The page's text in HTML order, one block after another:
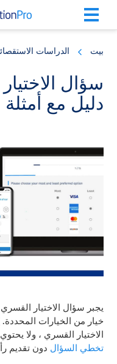
بيت الدراسات
سؤال
دليل مع أمثلة
يجبر سؤال الاختيار
خيار من الخيارات
الاختيار القسري ، ولا
تخطي السؤال دون تقديم